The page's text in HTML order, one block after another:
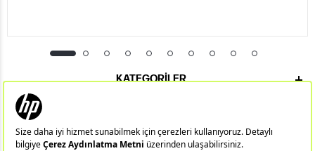
KATEGORILER
HIZLI ERIŞIM